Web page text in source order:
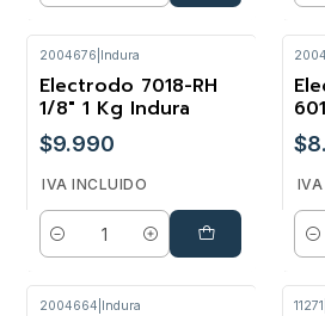
2004676 Indura
Electrodo 7018-RH
1/8" 1 Kg Indura
$9.990
IVA INCLUIDO
Cantidad
2004664 Indura 11271